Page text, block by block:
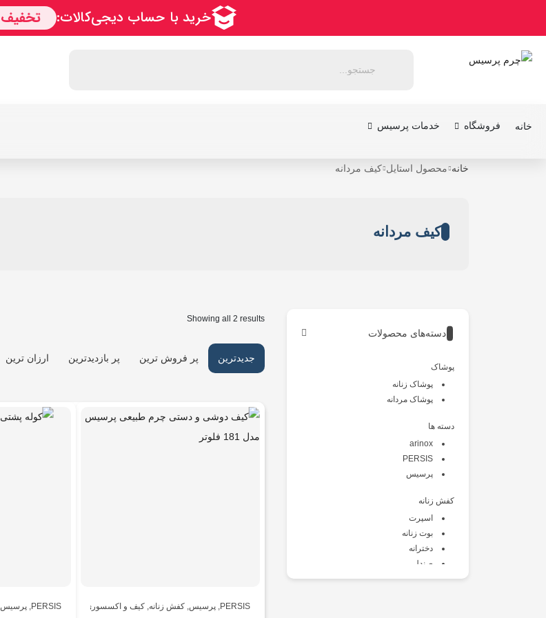
خانه فروشگاه خدمات پرسیس
خانه محصول استایل کیف مردانه
کیف مردانه
Showing all 2 results
پر فروش ترین پر بازدیدترین جدیدترین ارزان ترین
PERSIS پرسیس کفش زنانه کیف و اکسسوری کیف و اکسسوری ,مردانه PERSIS
,پرسیس
دسته‌های محصولات
پوشاک
پوشاک زنانه
پوشاک مردانه
دسته ها
arinox
PERSIS
پرسیس
کفش زنانه
اسپرت
بوت زنانه
دخترانه
صندل
طبی